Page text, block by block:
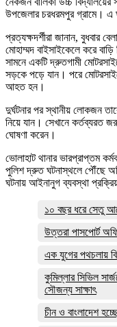
উপজেলার চরধরমপুর গ্রামে।
প্রত্যক্ষদর্শীরা জানান, বুধবার
মোহাম্মদ বাইসাইকেলে করে
সামনে একটি দ্রুতগামী
সড়কে পড়ে যান। পরে
আহত হন।
দুর্ঘটনার পর স্থানীয় লোকজন
নিয়ে যান। সেখানে কর্তব্যরত
ঘোষণা করেন।
ভোলাহাট থানার ভারপ্রাপ্তম
পুলিশ দ্রুত ঘটনাস্থলে পৌঁছে
ঘটনায় আইনানুগ ব্যবস্থা
১০ বছর ধরে সেতু
উত্তরা পাসপোর্ট
এক যুগের পথচলায়
কুমিল্লার সিভিল
সৌজন্য সাক্ষাৎ
চীন ও বাংলাদেশ